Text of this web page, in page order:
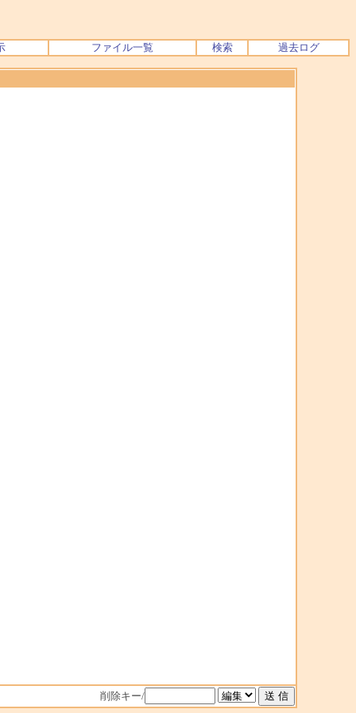
ファイル一覧 検索 過去ログ
削除キー/